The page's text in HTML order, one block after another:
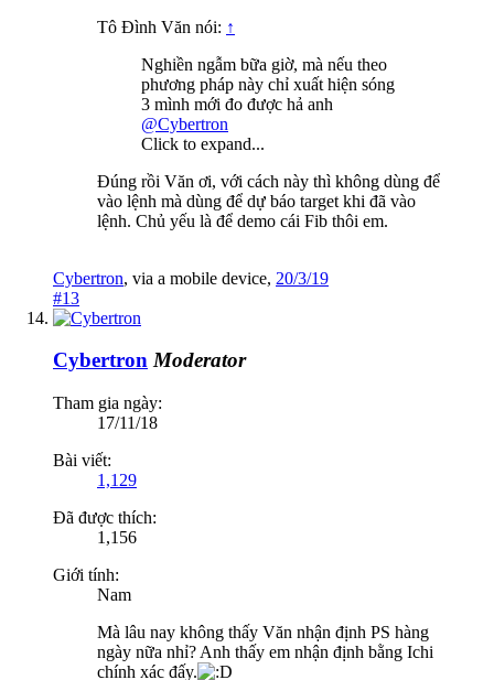
Tô Đình Văn nói: ↑
Nghiền ngẫm bữa giờ, mà nếu theo
phương pháp này chỉ xuất hiện sóng
3 mình mới đo được hả anh
@Cybertron
Click to expand...
Đúng rồi Văn ơi, với cách này thì không dùng để
vào lệnh mà dùng để dự báo target khi đã vào
lệnh. Chủ yếu là để demo cái Fib thôi em.
Cybertron, via a mobile device, 20/3/19
#13
Cybertron Moderator
Tham gia ngày:
17/11/18
Bài viết:
1,129
Đã được thích:
1,156
Giới tính:
Nam
Mà lâu nay không thấy Văn nhận định PS hàng
ngày nữa nhỉ? Anh thấy em nhận định bằng Ichi
chính xác đấy.